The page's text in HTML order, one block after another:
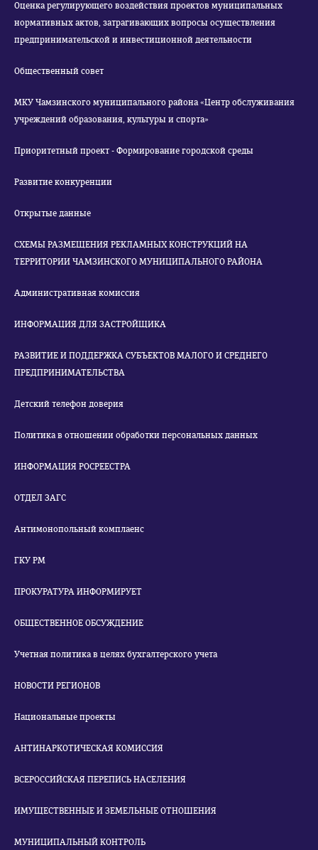
Оценка регулирующего воздействия проектов муниципальных
нормативных актов, затрагивающих вопросы осуществления
предпринимательской и инвестиционной деятельности
Общественный совет
МКУ Чамзинского муниципального района «Центр обслуживания
учреждений образования, культуры и спорта»
Приоритетный проект - Формирование городской среды
Развитие конкуренции
Открытые данные
СХЕМЫ РАЗМЕЩЕНИЯ РЕКЛАМНЫХ КОНСТРУКЦИЙ НА
ТЕРРИТОРИИ ЧАМЗИНСКОГО МУНИЦИПАЛЬНОГО РАЙОНА
Административная комиссия
ИНФОРМАЦИЯ ДЛЯ ЗАСТРОЙЩИКА
РАЗВИТИЕ И ПОДДЕРЖКА СУБЪЕКТОВ МАЛОГО И СРЕДНЕГО
ПРЕДПРИНИМАТЕЛЬСТВА
Детский телефон доверия
Политика в отношении обработки персональных данных
ИНФОРМАЦИЯ РОСРЕЕСТРА
ОТДЕЛ ЗАГС
Антимонопольный комплаенс
ГКУ РМ
ПРОКУРАТУРА ИНФОРМИРУЕТ
ОБЩЕСТВЕННОЕ ОБСУЖДЕНИЕ
Учетная политика в целях бухгалтерского учета
НОВОСТИ РЕГИОНОВ
Национальные проекты
АНТИНАРКОТИЧЕСКАЯ КОМИССИЯ
ВСЕРОССИЙСКАЯ ПЕРЕПИСЬ НАСЕЛЕНИЯ
ИМУЩЕСТВЕННЫЕ И ЗЕМЕЛЬНЫЕ ОТНОШЕНИЯ
МУНИЦИПАЛЬНЫЙ КОНТРОЛЬ